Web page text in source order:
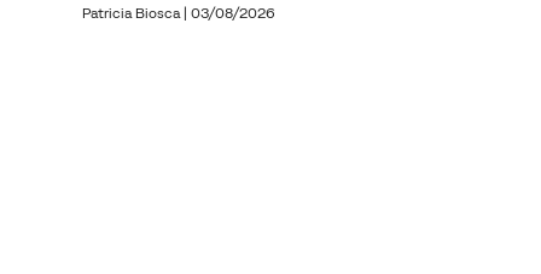
Patricia Biosca | 03/08/2026